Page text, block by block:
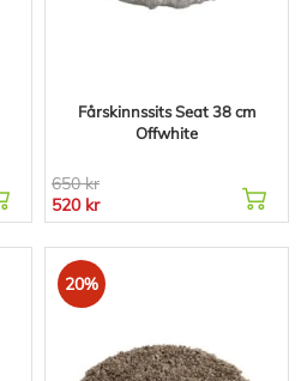
Fårskinnssits Seat 38 cm
Offwhite
650 kr
520 kr
20%